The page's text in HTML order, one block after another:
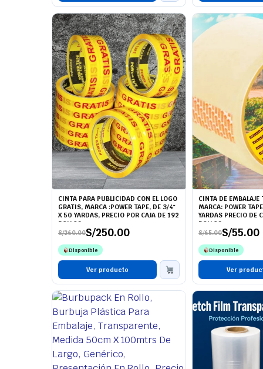
CINTA PARA PUBLICIDAD CON EL LOGO
GRATIS, MARCA :POWER TAPE, DE 3/4"
X 50 YARDAS, PRECIO POR CAJA DE 192
ROLLOS
S/260.00
El
precio
original
era:
S/260.00.
S/250.00
El
precio
actual
es:
S/250.00.
Disponible
Ver producto
CINTA DE EMBALAJE
MARCA: POWER
YARDAS PRECIO DE
ROLLOS
S/65.00
El
precio
original
era:
S/65.00.
S/55.00
El
precio
actual
es:
S/55.00.
Disponible
Ver